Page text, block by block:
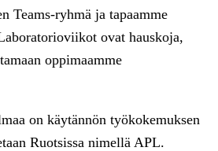
Teams-ryhmä ja tapaamme
ovat hauskoja,
oppimaamme
on käytännön työkokemuksen
Ruotsissa nimellä APL.